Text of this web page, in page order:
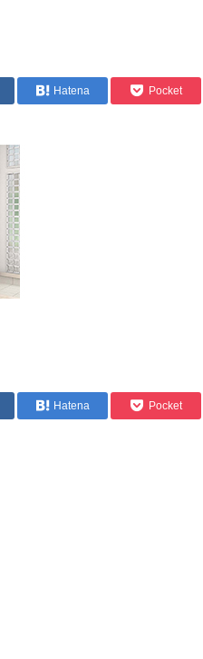
Hatena Pocket
Hatena Pocket